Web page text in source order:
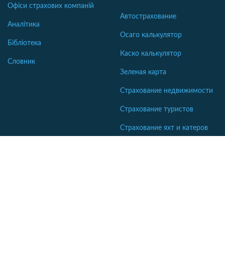
Офіси страхових компаній
Аналітика
Бібліотека
Словник
Автострахование
Осаго калькулятор
Каско калькулятор
Зеленая карта
Страхование недвижимости
Страхование туристов
Страхование яхт и катеров